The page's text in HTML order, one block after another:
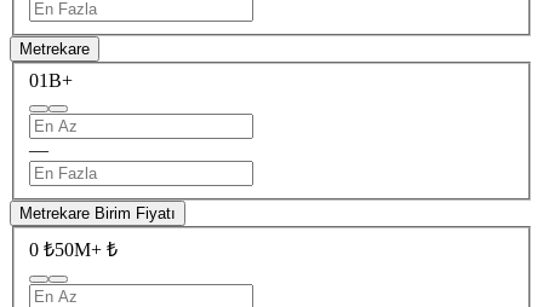
Metrekare
01B+
—
Metrekare Birim Fiyatı
0 ₺50M+ ₺